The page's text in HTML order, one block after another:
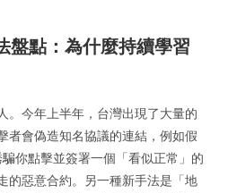
盤點：為什麼持續學習
。今年上半年，台灣出現了大量的
者會偽造知名協議的連結，例如假
你點擊並簽署一個「看似正常」的
的惡意合約。另一種新手法是「地